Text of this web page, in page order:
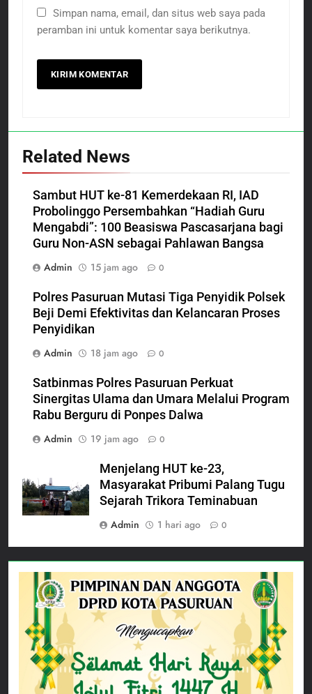
Simpan nama, email, dan situs web saya pada
peramban ini untuk komentar saya berikutnya.
Related News
Sambut HUT ke-81 Kemerdekaan RI, IAD
Probolinggo Persembahkan “Hadiah Guru
Mengabdi”: 100 Beasiswa Pascasarjana bagi
Guru Non-ASN sebagai Pahlawan Bangsa
Admin
15 jam ago 0
Polres Pasuruan Mutasi Tiga Penyidik Polsek
Beji Demi Efektivitas dan Kelancaran Proses
Penyidikan
Admin
18 jam ago 0
Satbinmas Polres Pasuruan Perkuat
Sinergitas Ulama dan Umara Melalui Program
Rabu Berguru di Ponpes Dalwa
Admin
19 jam ago 0
Menjelang HUT ke-23,
Masyarakat Pribumi Palang Tugu
Sejarah Trikora Teminabuan
Admin
1 hari ago 0